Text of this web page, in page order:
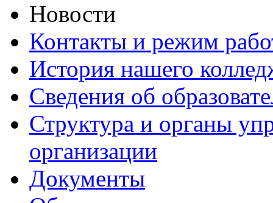
Новости
Контакты и режим
История нашего
Сведения об
Структура и органы
организации
Документы